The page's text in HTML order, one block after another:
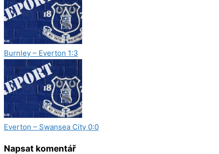
Burnley – Everton 1:3
Everton – Swansea City 0:0
Napsat komentář